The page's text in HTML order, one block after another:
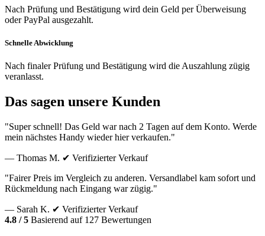
Nach Prüfung und Bestätigung wird dein Geld per Überweisung
oder PayPal ausgezahlt.
Schnelle Abwicklung
Nach finaler Prüfung und Bestätigung wird die Auszahlung zügig
veranlasst.
Das sagen unsere Kunden
"Super schnell! Das Geld war nach 2 Tagen auf dem Konto. Werde
mein nächstes Handy wieder hier verkaufen."
— Thomas M. ✔ Verifizierter Verkauf
"Fairer Preis im Vergleich zu anderen. Versandlabel kam sofort und
Rückmeldung nach Eingang war zügig."
— Sarah K. ✔ Verifizierter Verkauf
4.8 / 5 Basierend auf 127 Bewertungen